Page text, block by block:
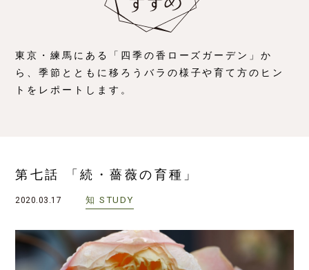
東京・練馬にある「四季の香ローズガーデン」か
ら、季節とともに移ろうバラの様子や育て方のヒン
トをレポートします。
第七話 「続・薔薇の育種」
2020.03.17 知 STUDY